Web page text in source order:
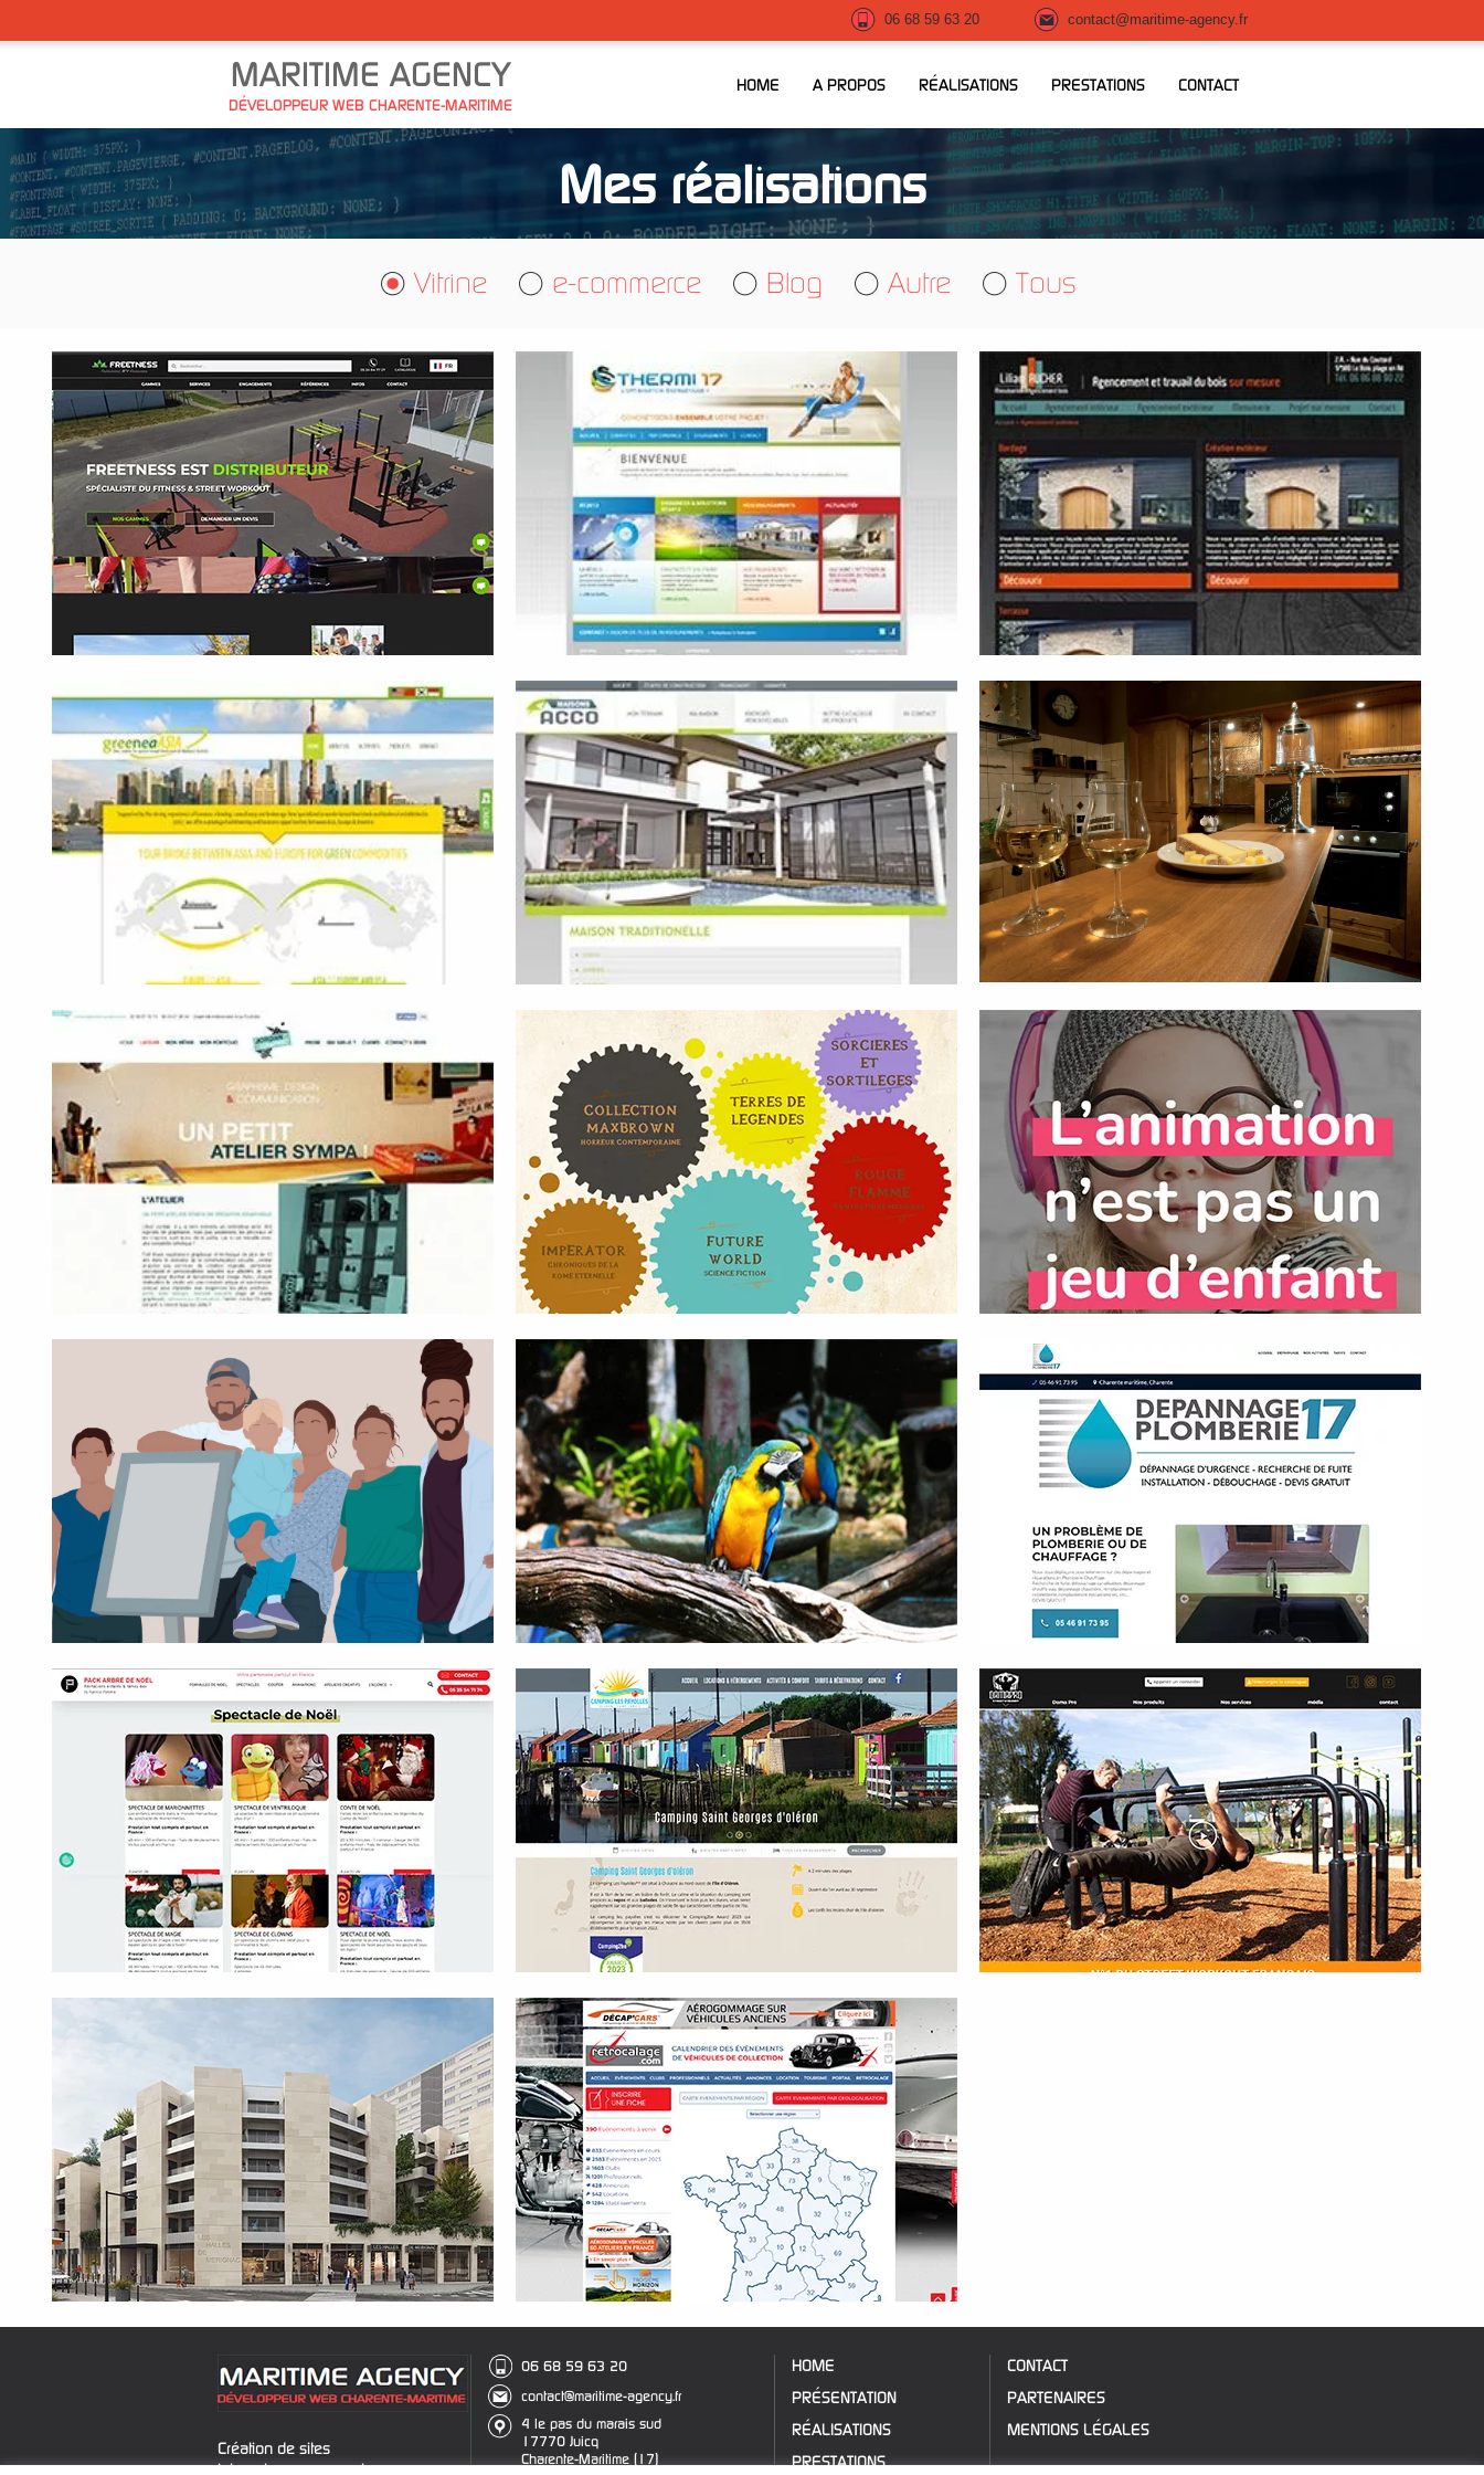
contact@maritime-agency.fr
06 68 59 63 20
MARITIME AGENCY
DÉVELOPPEUR WEB CHARENTE-MARITIME
HOME A PROPOS RÉALISATIONS PRESTATIONS CONTACT
Mes réalisations
Vitrine e-commerce Blog Autre Tous
Création de sites
internet, e-comerce et
06 68 59 63 20
contact@maritime-agency.fr
4 le pas du marais sud
17770 Juicq
Charente-Maritime (17)
HOME
PRÉSENTATION
RÉALISATIONS
PRESTATIONS
CONTACT
PARTENAIRES
MENTIONS LÉGALES